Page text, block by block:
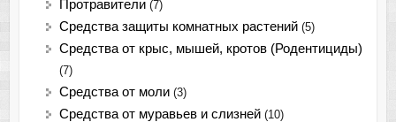
Протравители (7)
Средства защиты комнатных растений (5)
Средства от крыс, мышей, кротов (Родентициды)
(7)
Средства от моли (3)
Средства от муравьев и слизней (10)